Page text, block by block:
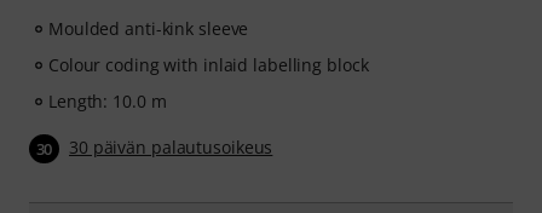
Moulded anti-kink sleeve
Colour coding with inlaid labelling block
Length: 10.0 m
30 30 päivän palautusoikeus